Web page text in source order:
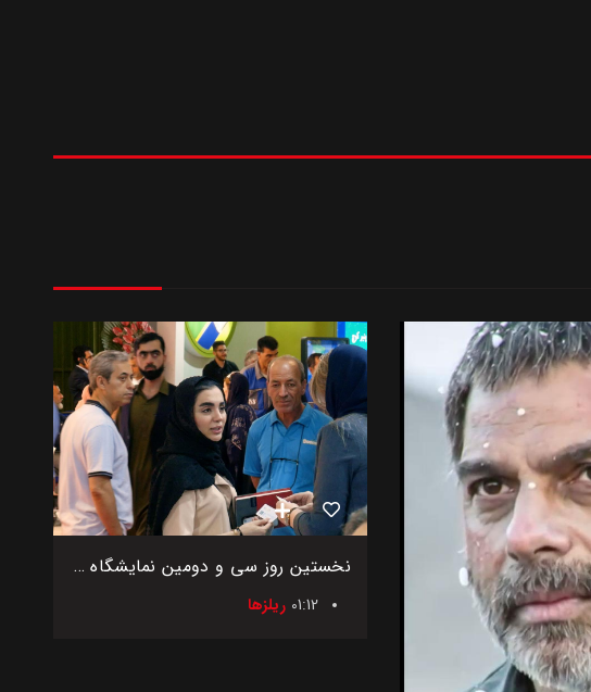
نخستین روز سی و دومین نمایشگاه بین‌المللی اگروفود ایران
01:12 ریلزها